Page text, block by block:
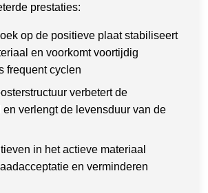
prestaties:
op de positieve plaat stabiliseert
en voorkomt voortijdig
frequent cyclen
verbetert de
verlengt de levensduur van de
in het actieve materiaal
en verminderen